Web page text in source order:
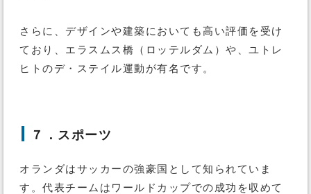
さらに、デザインや建築においても高い評価を受け
ており、エラスムス橋（ロッテルダム）や、ユトレ
ヒトのデ・ステイル運動が有名です。
７．スポーツ
オランダはサッカーの強豪国として知られていま
す。代表チームはワールドカップでの成功を収めて